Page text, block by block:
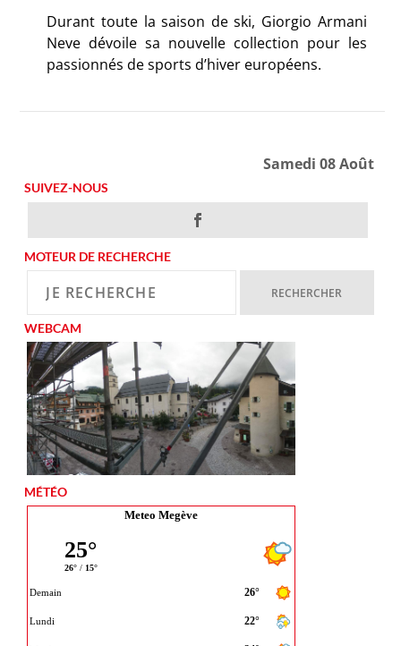
Durant toute la saison de ski, Giorgio Armani
Neve dévoile sa nouvelle collection pour les
passionnés de sports d’hiver européens.
Samedi 08 Août
SUIVEZ-NOUS
MOTEUR DE RECHERCHE
WEBCAM
MÉTÉO
Meteo Megève